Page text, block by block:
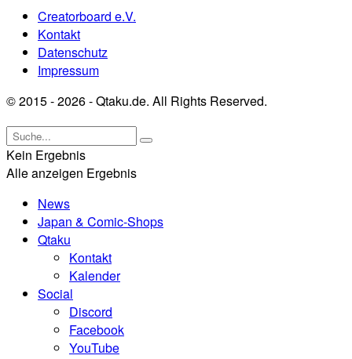
Creatorboard e.V.
Kontakt
Datenschutz
Impressum
© 2015 - 2026 - Qtaku.de. All Rights Reserved.
Kein Ergebnis
Alle anzeigen Ergebnis
News
Japan & Comic-Shops
Qtaku
Kontakt
Kalender
Social
Discord
Facebook
YouTube